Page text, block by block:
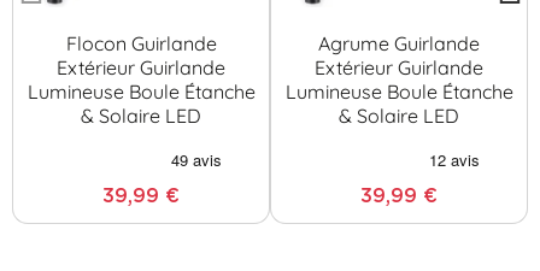
Flocon Guirlande
Extérieur Guirlande
Lumineuse Boule Étanche
& Solaire LED
39,99 €
Agrume Guirlande
Extérieur Guirlande
Lumineuse Boule Étanche
& Solaire LED
39,99 €